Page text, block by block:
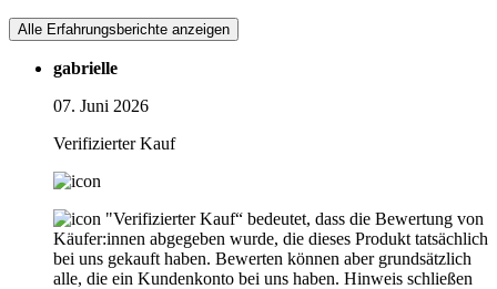
Alle Erfahrungsberichte anzeigen
gabrielle
07. Juni 2026
Verifizierter Kauf
"Verifizierter Kauf“ bedeutet, dass die Bewertung von
Käufer:innen abgegeben wurde, die dieses Produkt tatsächlich
bei uns gekauft haben. Bewerten können aber grundsätzlich
alle, die ein Kundenkonto bei uns haben. Hinweis schließen